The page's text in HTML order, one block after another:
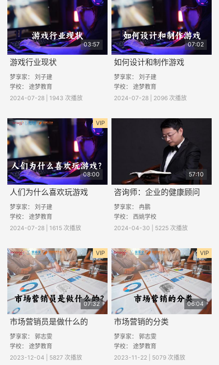
03:57
游戏行业现状
梦享家： 刘子建
学校： 途梦教育
2024-07-28 | 1943 次播放
07:02
如何设计和制作游戏
梦享家： 刘子建
学校： 途梦教育
2024-07-28 | 2096 次播放
VIP
08:00
人们为什么喜欢玩游戏
梦享家： 刘子建
学校： 途梦教育
2024-07-28 | 1615 次播放
57:10
咨询师：企业的健康顾问
梦享家： 冉鹏
学校： 西姚学校
2024-04-30 | 5225 次播放
VIP
07:32
市场营销员是做什么的
梦享家： 郭志雯
学校： 途梦教育
2023-12-04 | 5827 次播放
VIP
06:04
市场营销的分类
梦享家： 郭志雯
学校： 途梦教育
2023-11-22 | 5079 次播放